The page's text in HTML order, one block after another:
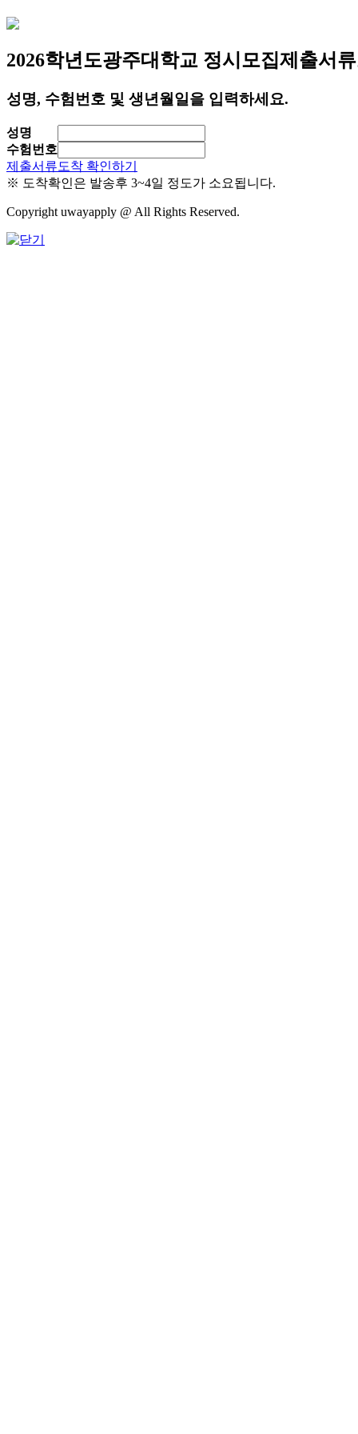
2026학년도광주대학교 정시모집제출서
성명, 수험번호 및 생년월일을 입력하세요.
성명
수험번호
제출서류도착 확인하기
※ 도착확인은 발송후 3~4일 정도가 소요됩니다.
Copyright uwayapply @ All Rights Reserved.